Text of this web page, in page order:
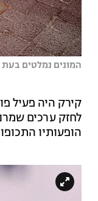
המונים נמלטים בעת
לחזק ערכים
הופעותיו